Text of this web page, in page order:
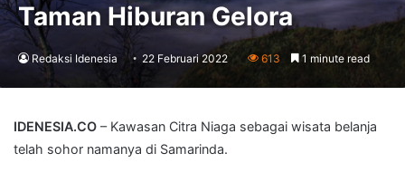
Taman Hiburan Gelora
Redaksi Idenesia 22 Februari 2022 613 1 minute read
IDENESIA.CO – Kawasan Citra Niaga sebagai wisata belanja
telah sohor namanya di Samarinda.